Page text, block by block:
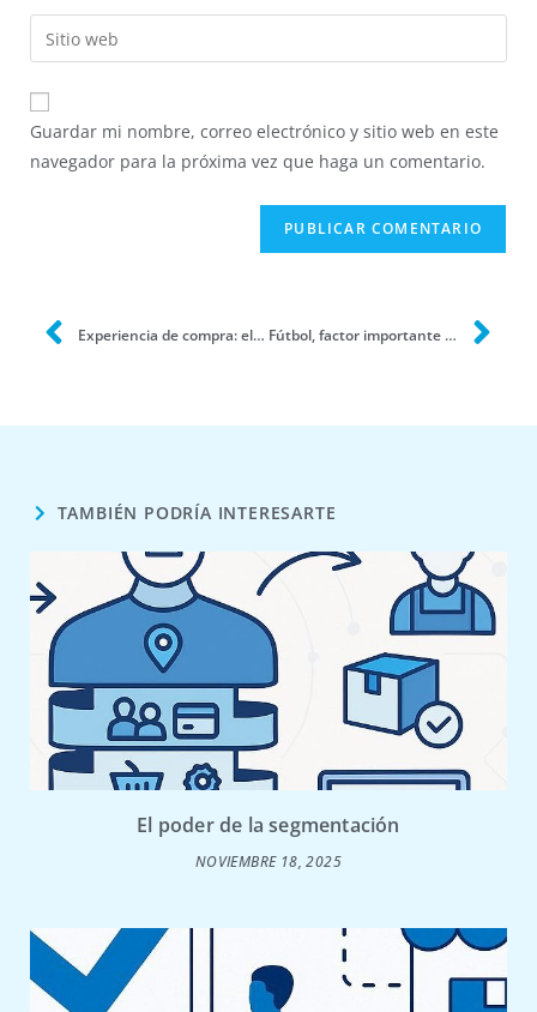
Guardar mi nombre, correo electrónico y sitio web en este
navegador para la próxima vez que haga un comentario.
Experiencia de compra: elemento diferenciador ante la nueva era digital Fútbol, factor importante de la reactivación económica
TAMBIÉN PODRÍA INTERESARTE
El poder de la segmentación
NOVIEMBRE 18, 2025